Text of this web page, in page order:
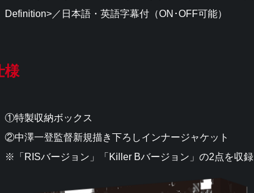
Definition>／日本語・英語字幕付（ON･OFF可能）
様
①特製収納ボックス
②中澤一登監督新規描き下ろしインナージャケット
※「RISバージョン」「Killer Bバージョン」の2点を収録